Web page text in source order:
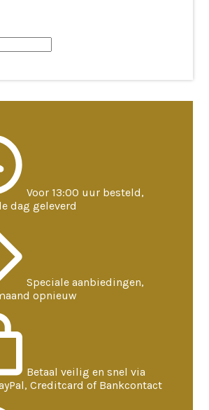
Voor 13:00 uur besteld,
dag geleverd
Speciale aanbiedingen,
opnieuw
Betaal veilig en snel via
Creditcard of Bankcontact